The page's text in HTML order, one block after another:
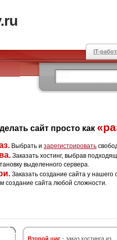
IT-
сайт просто как
Выбрать и зарегистрировать
Заказать хостинг, выбрав
выделенного сервера.
Заказать создание сайта у
создание сайта любой сложности.
Второй шаг - заказ хостинга из